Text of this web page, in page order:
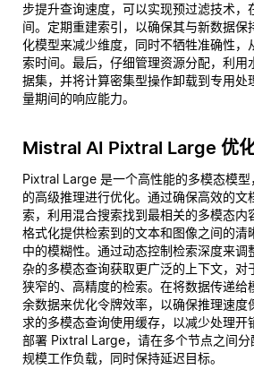
步提升查询速度，可以实现预过滤技术，
间。定期重建索引，以确保其与新数据保
化模型来减少维度，同时不牺牲准确性，
索时间。最后，仔细管理资源分配，利用
据集，并将计算密集型操作卸载到专用处
量期间的响应能力。
Mistral AI Pixtral Large 优
Pixtral Large 是一个高性能的多模态模型
的高级推理进行优化。通过确保高效的文
索，利用混合搜索找到最相关的多模态内
格式化提供检索到的文本和图像之间的清
中的模糊性。通过动态控制检索深度来
杂的多模态查询获取更广泛的上下文，对
狭窄的、高精度的检索。在将数据传递给
余数据来优化令牌效率，以确保推理速度
求的多模态查询使用缓存，以减少处理开
部署 Pixtral Large，请在多个节点之间
规模工作负载，同时保持延迟目标。